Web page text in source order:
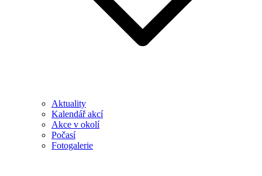
Aktuality
Kalendář akcí
Akce v okolí
Počasí
Fotogalerie